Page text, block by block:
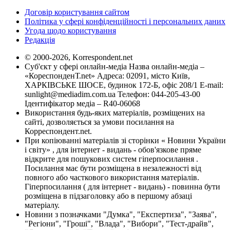
Договір користування сайтом
Політика у сфері конфіденційності і персональних даних
Угода щодо користування
Редакція
© 2000-2026, Korrespondent.net
Суб'єкт у сфері онлайн-медіа Назва онлайн-медіа –
«КореспонденТ.net» Адреса: 02091, місто Київ,
ХАРКІВСЬКЕ ШОСЕ, будинок 172-Б, офіс 208/1 E-mail:
sunlight@mediadim.com.ua Телефон: 044-205-43-00
Ідентифікатор медіа – R40-06068
Використання будь-яких матеріалів, розміщених на
сайті, дозволяється за умови посилання на
Корреспондент.net.
При копіюванні матеріалів зі сторінки « Новини України
і світу» , для інтернет - видань - обов'язкове пряме
відкрите для пошукових систем гіперпосилання .
Посилання має бути розміщена в незалежності від
повного або часткового використання матеріалів.
Гіперпосилання ( для інтернет - видань) - повинна бути
розміщена в підзаголовку або в першому абзаці
матеріалу.
Новини з позначками "Думка", "Експертиза", "Заява",
"Регіони", "Гроші", "Влада", "Вибори", "Тест-драйв",